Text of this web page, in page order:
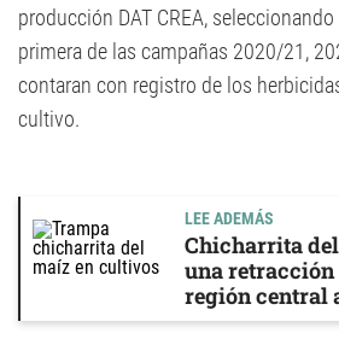
producción DAT CREA,
primera de las campañas 2020/21,
contaran con registro de los
cultivo.
LEE ADEMÁS
Chicharrita
una retracción
región central